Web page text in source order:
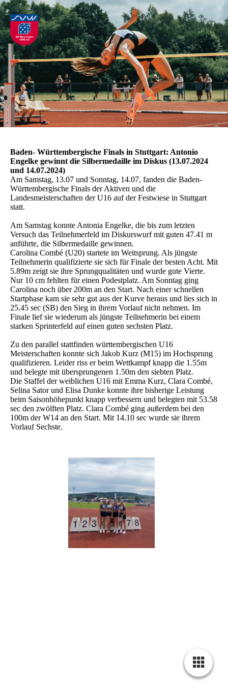
Baden- Württembergische Finals in Stuttgart: Antonio
Engelke gewinnt die Silbermedaille im Diskus (13.07.2024
und 14.07.2024)
Am Samstag, 13.07 und Sonntag, 14.07, fanden die Baden-
Württembergische Finals der Aktiven und die
Landesmeisterschaften der U16 auf der Festwiese in Stuttgart
statt.
Am Samstag konnte Antonia Engelke, die bis zum letzten
Versuch das Teilnehmerfeld im Diskurswurf mit guten 47.41 m
anführte, die Silbermedaille gewinnen.
Carolina Combé (U20) startete im Weitsprung. Als jüngste
Teilnehmerin qualifizierte sie sich für Finale der besten Acht. Mit
5.89m zeigt sie ihre Sprungqualitäten und wurde gute Vierte.
Nur 10 cm fehlten für einen Podestplatz. Am Sonntag ging
Carolina noch über 200m an den Start. Nach einer schnellen
Startphase kam sie sehr gut aus der Kurve heraus und lies sich in
25.45 sec (SB) den Sieg in ihrem Vorlauf nicht nehmen. Im
Finale lief sie wiederum als jüngste Teilnehmerin bei einem
starken Sprinterfeld auf einen guten sechsten Platz.
Zu den parallel stattfinden württembergischen U16
Meisterschaften konnte sich Jakob Kurz (M15) im Hochsprung
qualifizieren. Leider riss er beim Wettkampf knapp die 1.55m
und belegte mit übersprungenen 1.50m den siebten Platz.
Die Staffel der weiblichen U16 mit Emma Kurz, Clara Combé,
Selina Sator und Elisa Dunke konnte ihre bisherige Leistung
beim Saisonhöhepunkt knapp verbessern und belegten mit 53.58
sec den zwölften Platz. Clara Combé ging außerdem bei den
100m der W14 an den Start. Mit 14.10 sec wurde sie ihrem
Vorlauf Sechste.